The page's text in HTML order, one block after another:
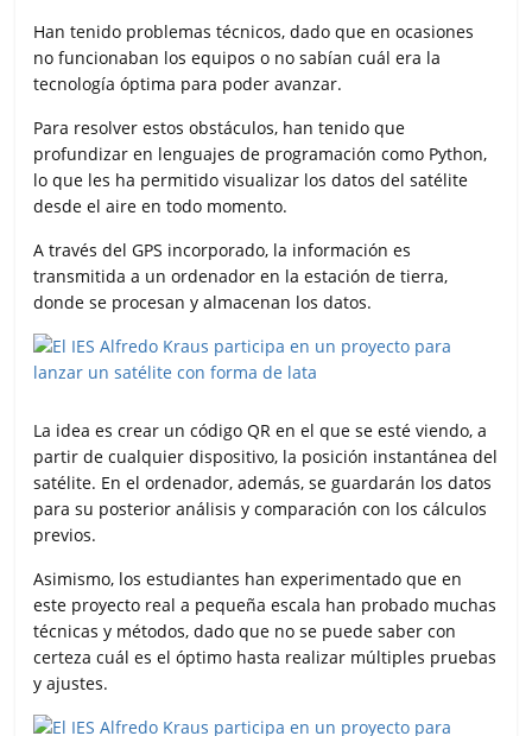
Han tenido problemas técnicos, dado que en ocasiones
no funcionaban los equipos o no sabían cuál era la
tecnología óptima para poder avanzar.
Para resolver estos obstáculos, han tenido que
profundizar en lenguajes de programación como Python,
lo que les ha permitido visualizar los datos del satélite
desde el aire en todo momento.
A través del GPS incorporado, la información es
transmitida a un ordenador en la estación de tierra,
donde se procesan y almacenan los datos.
La idea es crear un código QR en el que se esté viendo, a
partir de cualquier dispositivo, la posición instantánea del
satélite. En el ordenador, además, se guardarán los datos
para su posterior análisis y comparación con los cálculos
previos.
Asimismo, los estudiantes han experimentado que en
este proyecto real a pequeña escala han probado muchas
técnicas y métodos, dado que no se puede saber con
certeza cuál es el óptimo hasta realizar múltiples pruebas
y ajustes.